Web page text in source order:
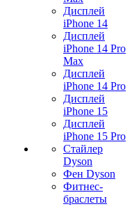
Дисплей
iPhone 14
Дисплей
iPhone 14 Pro
Max
Дисплей
iPhone 14 Pro
Дисплей
iPhone 15
Дисплей
iPhone 15 Pro
Стайлер
Dyson
Фен Dyson
Фитнес-
браслеты